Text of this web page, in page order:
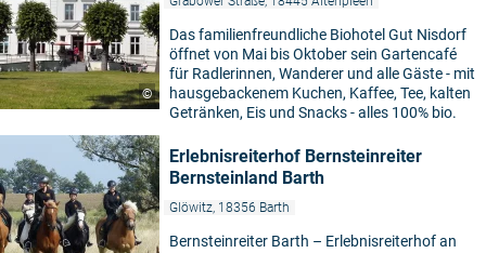
©
Das familienfreundliche Biohotel Gut Nisdorf
öffnet von Mai bis Oktober sein Gartencafé
für Radlerinnen, Wanderer und alle Gäste - mit
hausgebackenem Kuchen, Kaffee, Tee, kalten
Getränken, Eis und Snacks - alles 100% bio.
Erlebnisreiterhof Bernsteinreiter
Bernsteinland Barth
Glöwitz, 18356 Barth
Bernsteinreiter Barth – Erlebnisreiterhof an